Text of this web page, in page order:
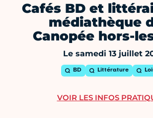
Cafés BD et
médiathèque
Canopée hors-
Le samedi 13 juillet
BD Littérature
VOIR LES INFOS